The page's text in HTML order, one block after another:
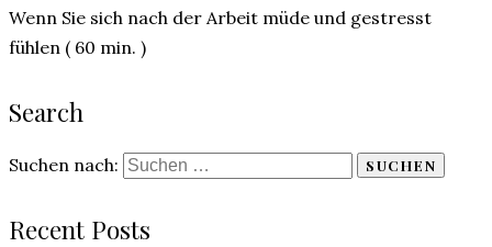
Wenn Sie sich nach der Arbeit müde und gestresst
fühlen ( 60 min. )
Search
Suchen nach:
Recent Posts